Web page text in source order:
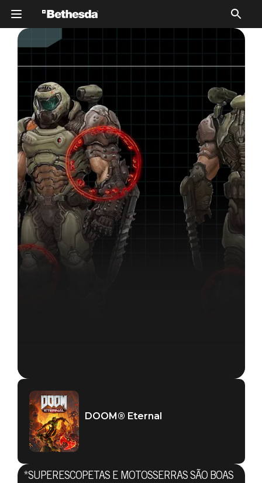
DOOM® Eternal
*SUPERESCOPETAS E MOTOSSERRAS SÃO BOAS